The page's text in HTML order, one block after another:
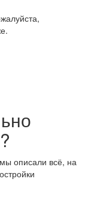
описали всё, на